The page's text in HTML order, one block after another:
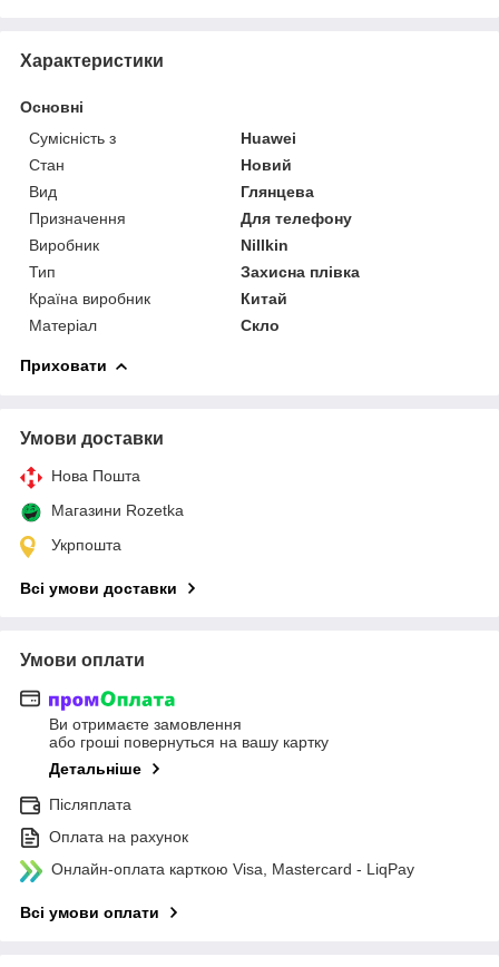
Характеристики
Основні
Сумісність з
Huawei
Стан
Новий
Вид
Глянцева
Призначення
Для телефону
Виробник
Nillkin
Тип
Захисна плівка
Країна виробник
Китай
Матеріал
Скло
Приховати
Умови доставки
Нова Пошта
Магазини Rozetka
Укрпошта
Всі умови доставки
Умови оплати
Ви отримаєте замовлення
або гроші повернуться на вашу картку
Детальніше
Післяплата
Оплата на рахунок
Онлайн-оплата карткою Visa, Mastercard - LiqPay
Всі умови оплати